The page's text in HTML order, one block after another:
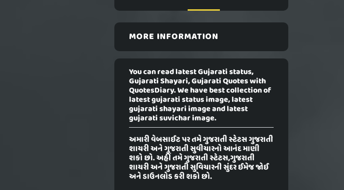
MORE INFORMATION
You can read latest Gujarati status,
Gujarati Shayari, Gujarati Quotes with
QuotesDiary. We have best collection of
latest gujarati status image, latest
gujarati shayari image and latest
gujarati suvichar image.
અમારી વેબસાઈટ પર તમે ગુજરાતી સ્ટેટસ ગુજરાતી
શાયરી અને ગુજરાતી સુવીચારનો આનંદ માણી
શકો છો. અહીં તમે ગુજરાતી સ્ટેટસ,ગુજરાતી
શાયરી અને ગુજરાતી સુવિચારની સુંદર ઈમેજ જોઈ
અને ડાઉનલોડ કરી શકો છો.